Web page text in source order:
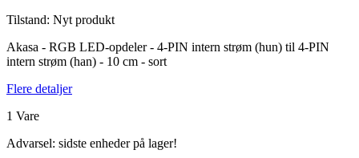
Tilstand: Nyt produkt
Akasa - RGB LED-opdeler - 4-PIN intern strøm (hun) til 4-PIN
intern strøm (han) - 10 cm - sort
Flere detaljer
1 Vare
Advarsel: sidste enheder på lager!